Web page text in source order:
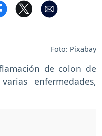
Foto: Pixabay
de colon de
enfermedades,